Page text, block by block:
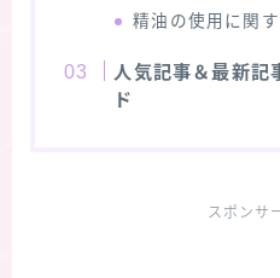
精油の使用に関
人気記事＆最新記
ド
スポンサ